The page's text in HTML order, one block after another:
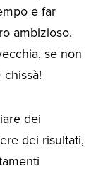
e far
ambizioso.
se non
dei
dei risultati,